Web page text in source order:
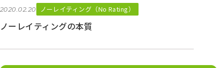
2020.02.20 ノーレイティング（No Rating）
ノーレイティングの本質